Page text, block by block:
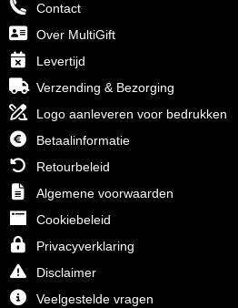
Contact
Over MultiGift
Levertijd
Verzending & Bezorging
Logo aanleveren voor bedrukken
Betaalinformatie
Retourbeleid
Algemene voorwaarden
Cookiebeleid
Privacyverklaring
Disclaimer
Veelgestelde vragen